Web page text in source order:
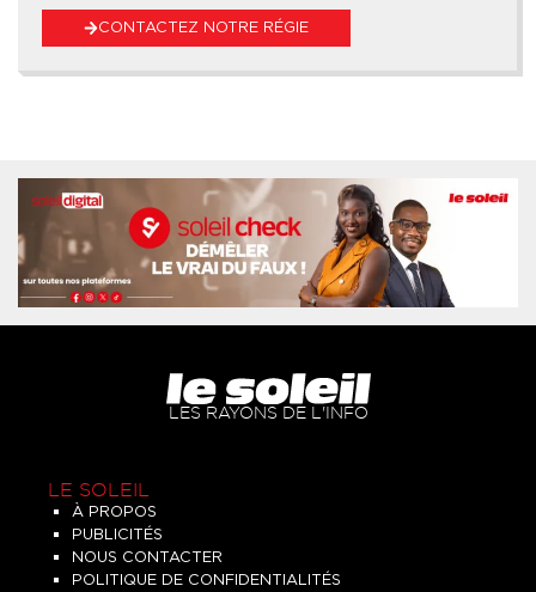
CONTACTEZ NOTRE RÉGIE
LES RAYONS DE L'INFO
LE SOLEIL
À PROPOS
PUBLICITÉS
NOUS CONTACTER
POLITIQUE DE CONFIDENTIALITÉS